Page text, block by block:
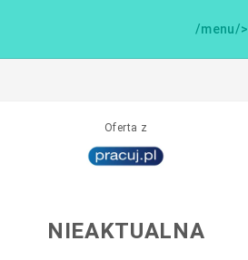
/menu/>
Oferta z
NIEAKTUALNA